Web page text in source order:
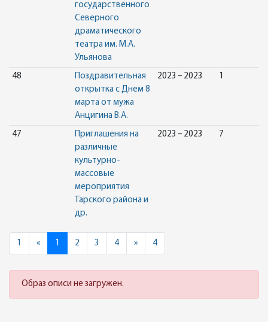
государственного
Северного
драматического
театра им. М.А.
Ульянова
48
Поздравительная
открытка с Днем 8
марта от мужа
Анцигина В.А.
2023 – 2023 1
47
Приглашения на
различные
культурно-
массовые
мероприятия
Тарского района и
др.
2023 – 2023 7
1 «Previous
1 2 3 4 »Next4
Образ описи не загружен.